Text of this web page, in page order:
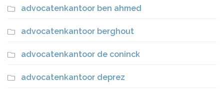
advocatenkantoor ben ahmed
advocatenkantoor berghout
advocatenkantoor de coninck
advocatenkantoor deprez